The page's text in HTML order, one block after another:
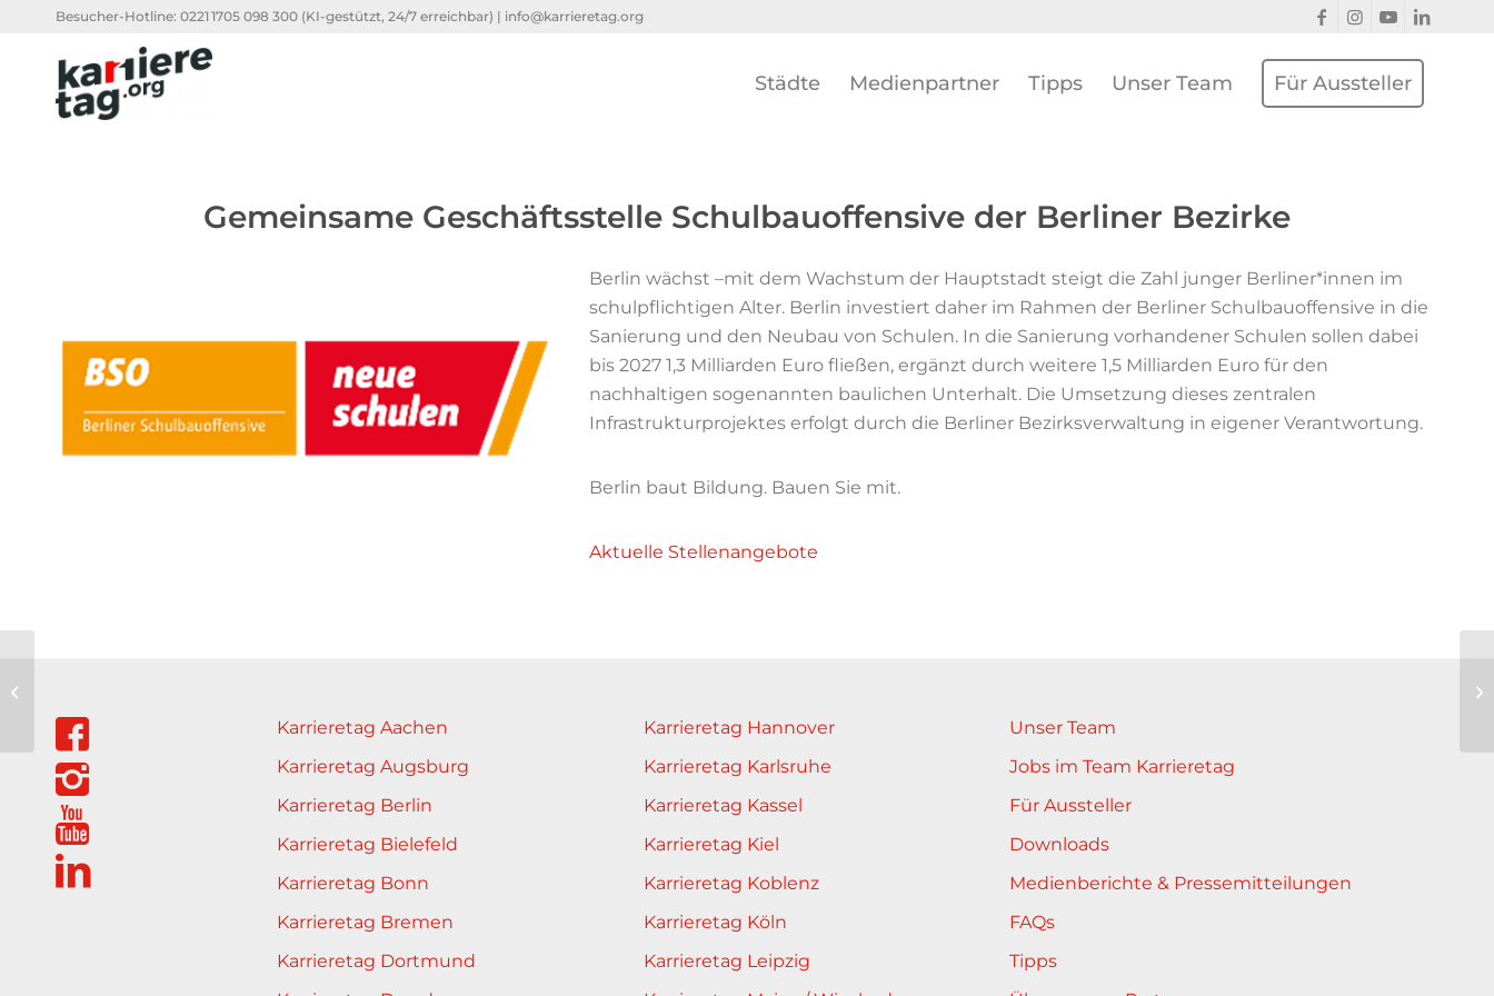
Besucher-Hotline: 0221 1705 098 300 (KI-gestützt, 24/7 erreichbar) | info@karrieretag.org
Städte Medienpartner Tipps Unser Team Für Aussteller
Gemeinsame Geschäftsstelle Schulbauoffensive der Berliner Bezirke
Berlin wächst –mit dem Wachstum der Hauptstadt steigt die Zahl junger Berliner*innen im
schulpflichtigen Alter. Berlin investiert daher im Rahmen der Berliner Schulbauoffensive in die
Sanierung und den Neubau von Schulen. In die Sanierung vorhandener Schulen sollen dabei
bis 2027 1,3 Milliarden Euro fließen, ergänzt durch weitere 1,5 Milliarden Euro für den
nachhaltigen sogenannten baulichen Unterhalt. Die Umsetzung dieses zentralen
Infrastrukturprojektes erfolgt durch die Berliner Bezirksverwaltung in eigener Verantwortung.
Berlin baut Bildung. Bauen Sie mit.
Aktuelle Stellenangebote
Karrieretag Aachen
Karrieretag Augsburg
Karrieretag Berlin
Karrieretag Bielefeld
Karrieretag Bonn
Karrieretag Bremen
Karrieretag Dortmund
Karrieretag Hannover
Karrieretag Karlsruhe
Karrieretag Kassel
Karrieretag Kiel
Karrieretag Koblenz
Karrieretag Köln
Karrieretag Leipzig
Unser Team
Jobs im Team Karrieretag
Für Aussteller
Downloads
Medienberichte & Pressemitteilungen
FAQs
Tipps
der Berliner Bezirke